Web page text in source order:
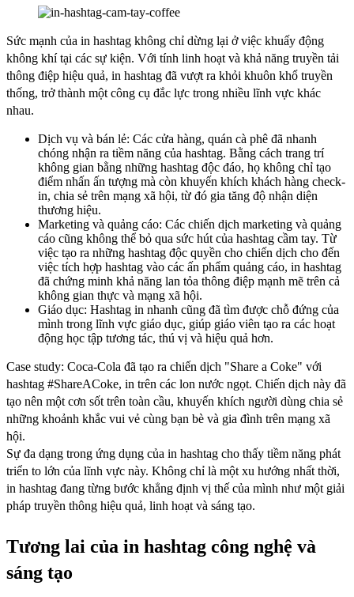
Sức mạnh của in hashtag không chỉ dừng lại ở việc khuấy động
không khí tại các sự kiện. Với tính linh hoạt và khả năng truyền tải
thông điệp hiệu quả, in hashtag đã vượt ra khỏi khuôn khổ truyền
thống, trở thành một công cụ đắc lực trong nhiều lĩnh vực khác
nhau.
Dịch vụ và bán lẻ: Các cửa hàng, quán cà phê đã nhanh
chóng nhận ra tiềm năng của hashtag. Bằng cách trang trí
không gian bằng những hashtag độc đáo, họ không chỉ tạo
điểm nhấn ấn tượng mà còn khuyến khích khách hàng check-
in, chia sẻ trên mạng xã hội, từ đó gia tăng độ nhận diện
thương hiệu.
Marketing và quảng cáo: Các chiến dịch marketing và quảng
cáo cũng không thể bỏ qua sức hút của hashtag cầm tay. Từ
việc tạo ra những hashtag độc quyền cho chiến dịch cho đến
việc tích hợp hashtag vào các ấn phẩm quảng cáo, in hashtag
đã chứng minh khả năng lan tỏa thông điệp mạnh mẽ trên cả
không gian thực và mạng xã hội.
Giáo dục: Hashtag in nhanh cũng đã tìm được chỗ đứng của
mình trong lĩnh vực giáo dục, giúp giáo viên tạo ra các hoạt
động học tập tương tác, thú vị và hiệu quả hơn.
Case study: Coca-Cola đã tạo ra chiến dịch "Share a Coke" với
hashtag #ShareACoke, in trên các lon nước ngọt. Chiến dịch này đã
tạo nên một cơn sốt trên toàn cầu, khuyến khích người dùng chia sẻ
những khoảnh khắc vui vẻ cùng bạn bè và gia đình trên mạng xã
hội.
Sự đa dạng trong ứng dụng của in hashtag cho thấy tiềm năng phát
triển to lớn của lĩnh vực này. Không chỉ là một xu hướng nhất thời,
in hashtag đang từng bước khẳng định vị thế của mình như một giải
pháp truyền thông hiệu quả, linh hoạt và sáng tạo.
Tương lai của in hashtag công nghệ và
sáng tạo